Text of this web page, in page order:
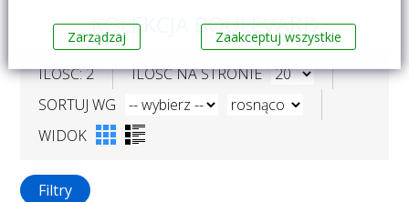
KOLEKCJA BOULEVARD
ILOŚĆ: 2
ILOŚĆ NA STRONIE
SORTUJ WG
WIDOK
Filtry
Zarządzaj Zaakceptuj wszystkie